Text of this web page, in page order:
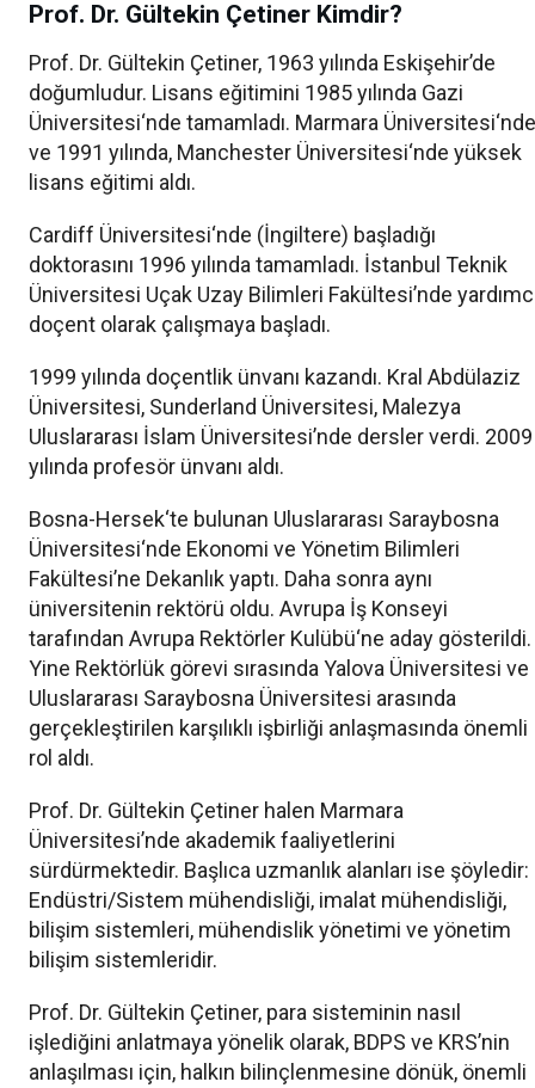
Prof. Dr. Gültekin Çetiner Kimdir?
Prof. Dr. Gültekin Çetiner, 1963 yılında Eskişehir’de
doğumludur. Lisans eğitimini 1985 yılında Gazi
Üniversitesi‘nde tamamladı. Marmara Üniversitesi‘nde
ve 1991 yılında, Manchester Üniversitesi‘nde yüksek
lisans eğitimi aldı.
Cardiff Üniversitesi‘nde (İngiltere) başladığı
doktorasını 1996 yılında tamamladı. İstanbul Teknik
Üniversitesi Uçak Uzay Bilimleri Fakültesi’nde
doçent olarak çalışmaya başladı.
1999 yılında doçentlik ünvanı kazandı. Kral Abdülaziz
Üniversitesi, Sunderland Üniversitesi, Malezya
Uluslararası İslam Üniversitesi’nde dersler verdi. 2009
yılında profesör ünvanı aldı.
Bosna-Hersek‘te bulunan Uluslararası Saraybosna
Üniversitesi‘nde Ekonomi ve Yönetim Bilimleri
Fakültesi’ne Dekanlık yaptı. Daha sonra aynı
üniversitenin rektörü oldu. Avrupa İş Konseyi
tarafından Avrupa Rektörler Kulübü‘ne aday gösterildi.
Yine Rektörlük görevi sırasında Yalova Üniversitesi ve
Uluslararası Saraybosna Üniversitesi arasında
gerçekleştirilen karşılıklı işbirliği anlaşmasında önemli
rol aldı.
Prof. Dr. Gültekin Çetiner halen Marmara
Üniversitesi’nde akademik faaliyetlerini
sürdürmektedir. Başlıca uzmanlık alanları ise şöyledir:
Endüstri/Sistem mühendisliği, imalat mühendisliği,
bilişim sistemleri, mühendislik yönetimi ve yönetim
bilişim sistemleridir.
Prof. Dr. Gültekin Çetiner, para sisteminin nasıl
işlediğini anlatmaya yönelik olarak, BDPS ve KRS’nin
anlaşılması için, halkın bilinçlenmesine dönük, önemli